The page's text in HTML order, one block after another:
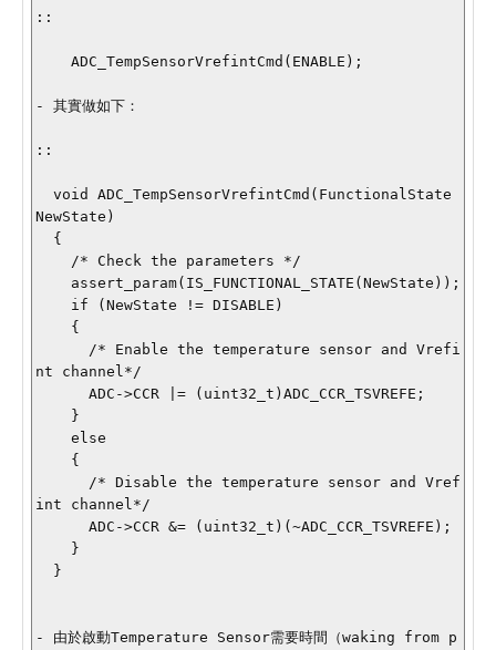
::
- 其實做如下：
::
NewState)
nt channel*/
int channel*/
- 由於啟動Temperature Sensor需要時間（waking from p